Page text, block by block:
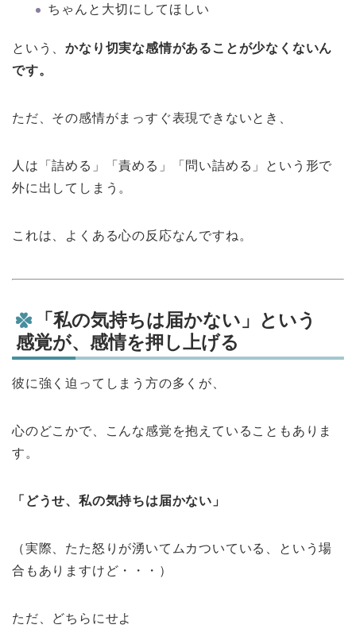
ちゃんと大切にしてほしい
という、かなり切実な感情があることが少なくないん
です。
ただ、その感情がまっすぐ表現できないとき、
人は「詰める」「責める」「問い詰める」という形で
外に出してしまう。
これは、よくある心の反応なんですね。
「私の気持ちは届かない」という
感覚が、感情を押し上げる
彼に強く迫ってしまう方の多くが、
心のどこかで、こんな感覚を抱えていることもありま
す。
「どうせ、私の気持ちは届かない」
（実際、たた怒りが湧いてムカついている、という場
合もありますけど・・・）
ただ、どちらにせよ